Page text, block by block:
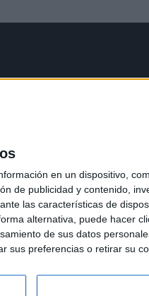
en un dispositivo,
de publicidad y contenido,
las características de
alternativa, puede hacer
de sus datos
sus preferencias o retirar su
legal